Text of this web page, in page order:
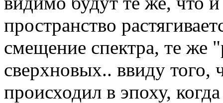
пространство
смещение спектра, те же
сверхновых.. ввиду
происходил в эпоху,